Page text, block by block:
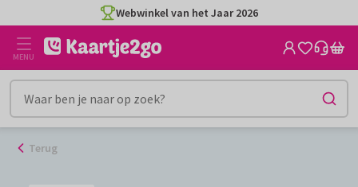
naar
inhoud
Webwinkel van het Jaar 2026
MENU
Terug